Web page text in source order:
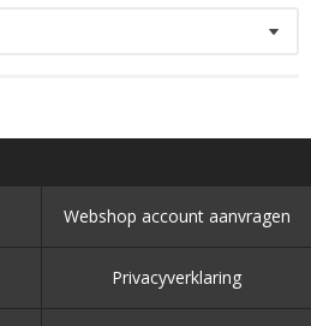
Webshop account aanvragen
Privacyverklaring